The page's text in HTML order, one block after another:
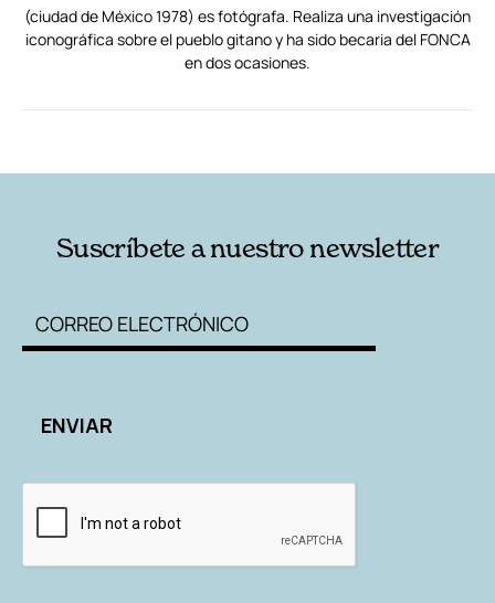
(ciudad de México 1978) es fotógrafa. Realiza una investigación
iconográfica sobre el pueblo gitano y ha sido becaria del FONCA
en dos ocasiones.
Suscríbete a nuestro newsletter